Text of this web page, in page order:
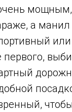
а манил
или
первого,